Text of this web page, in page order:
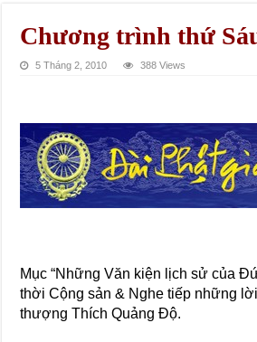
Chương trình thứ
5 Tháng 2, 2010 388 Views
Mục “Những Văn kiện lịch sử của
thời Cộng sản & Nghe tiếp những
thượng Thích Quảng Độ.